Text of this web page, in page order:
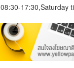
17:30,Saturday